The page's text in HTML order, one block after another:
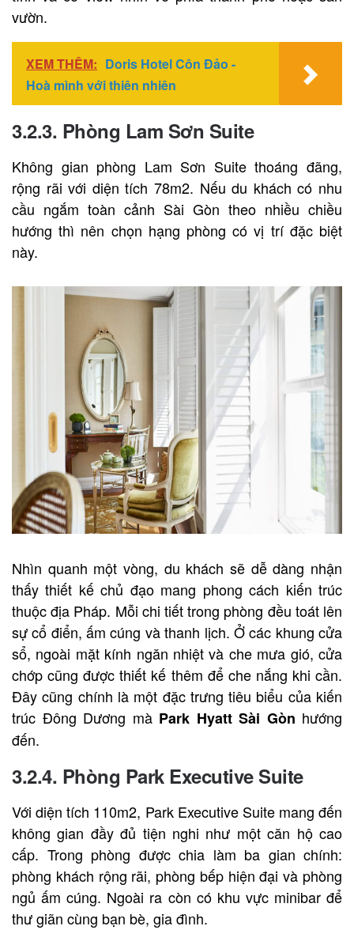
vườn.
XEM THÊM: Doris Hotel Côn Đảo -
Hoà mình với thiên nhiên
3.2.3. Phòng Lam Sơn Suite
Không gian phòng Lam Sơn Suite thoáng đãng,
rộng rãi với diện tích 78m2. Nếu du khách có nhu
cầu ngắm toàn cảnh Sài Gòn theo nhiều chiều
hướng thì nên chọn hạng phòng có vị trí đặc biệt
này.
Nhìn quanh một vòng, du khách sẽ dễ dàng nhận
thấy thiết kế chủ đạo mang phong cách kiến trúc
thuộc địa Pháp. Mỗi chi tiết trong phòng đều toát lên
sự cổ điển, ấm cúng và thanh lịch. Ở các khung cửa
sổ, ngoài mặt kính ngăn nhiệt và che mưa gió, cửa
chớp cũng được thiết kế thêm để che nắng khi cần.
Đây cũng chính là một đặc trưng tiêu biểu của kiến
trúc Đông Dương mà Park Hyatt Sài Gòn hướng
đến.
3.2.4. Phòng Park Executive Suite
Với diện tích 110m2, Park Executive Suite mang đến
không gian đầy đủ tiện nghi như một căn hộ cao
cấp. Trong phòng được chia làm ba gian chính:
phòng khách rộng rãi, phòng bếp hiện đại và phòng
ngủ ấm cúng. Ngoài ra còn có khu vực minibar để
thư giãn cùng bạn bè, gia đình.